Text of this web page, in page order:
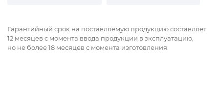
Гарантийный срок на поставляемую продукцию составляет
12 месяцев с момента ввода продукции в эксплуатацию,
но не более 18 месяцев с момента изготовления.